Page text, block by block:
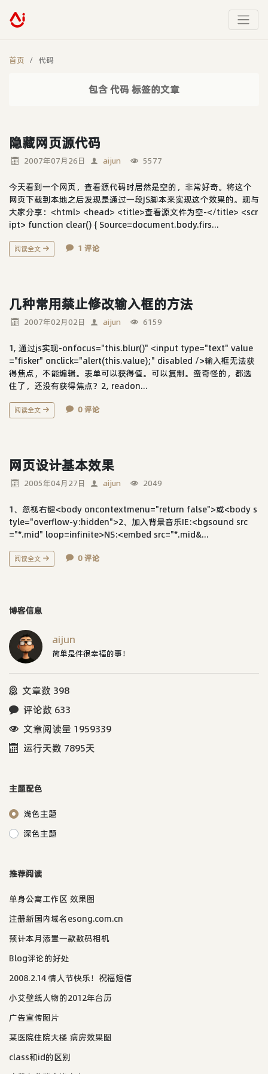
首页 代码
包含 代码 标签的文章
隐藏网页源代码
2007年07月26日 aijun 5577
今天看到一个网页，查看源代码时居然是空的，非常好奇。将这个
网页下载到本地之后发现是通过一段JS脚本来实现这个效果的。现与
大家分享：<html> <head> <title>查看源文件为空-</title> <scr
ipt> function clear() { Source=document.body.firs...
阅读全文 1 评论
几种常用禁止修改输入框的方法
2007年02月02日 aijun 6159
1, 通过js实现-onfocus="this.blur()" <input type="text" value
="fisker" onclick="alert(this.value);" disabled />输入框无法获
得焦点，不能编辑。表单可以获得值。可以复制。蛮奇怪的，都选
住了，还没有获得焦点？2, readon...
阅读全文 0 评论
网页设计基本效果
2005年04月27日 aijun 2049
1、忽视右键<body oncontextmenu="return false">或<body s
tyle="overflow-y:hidden">2、加入背景音乐IE:<bgsound src
="*.mid" loop=infinite>NS:<embed src="*.mid&...
阅读全文 0 评论
博客信息
aijun
简单是件很幸福的事！
文章数 398
评论数 633
文章阅读量 1959339
运行天数 7895天
主题配色
浅色主题
深色主题
推荐阅读
单身公寓工作区 效果图
注册新国内域名esong.com.cn
预计本月添置一款数码相机
Blog评论的好处
2008.2.14 情人节快乐！祝福短信
小艾壁纸人物的2012年台历
广告宣传图片
某医院住院大楼 病房效果图
class和id的区别